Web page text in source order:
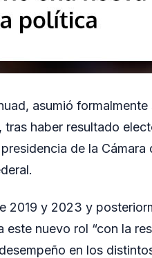
asumió
haber resultado
de la
2019 y 2023 y
nuevo rol “con la
en los